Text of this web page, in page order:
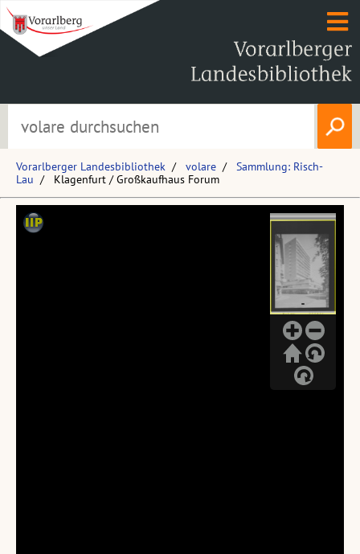
Vorarlberger Landesbibliothek volare
Sammlung: Risch-
Lau
Klagenfurt / Großkaufhaus Forum